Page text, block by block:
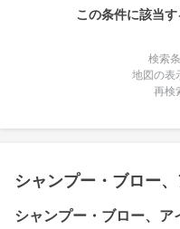
この条件に該当
検索
地図の表
再検
シャンプー・ブロー
シャンプー・ブロー、ア